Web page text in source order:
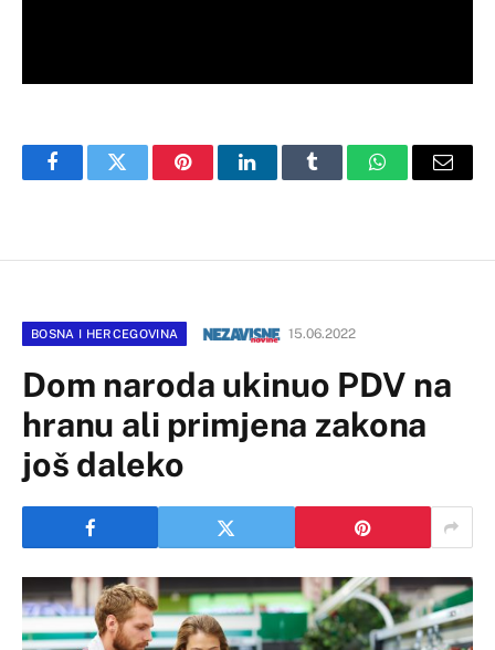
FacebookTwitter PinterestLinkedInTumblr WhatsAppEmail
BOSNA I HERCEGOVINA 15.06.2022
Dom naroda ukinuo PDV na
hranu ali primjena zakona
još daleko